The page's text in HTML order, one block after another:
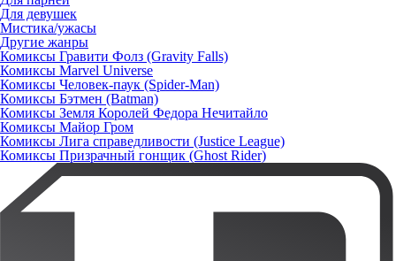
Для девушек
Мистика/ужасы
Другие жанры
Комиксы Гравити Фолз (Gravity Falls)
Комиксы Marvel Universe
Комиксы Человек-паук (Spider-Man)
Комиксы Бэтмен (Batman)
Комиксы Земля Королей Федора Нечитайло
Комиксы Майор Гром
Комиксы Лига справедливости (Justice League)
Комиксы Призрачный гонщик (Ghost Rider)